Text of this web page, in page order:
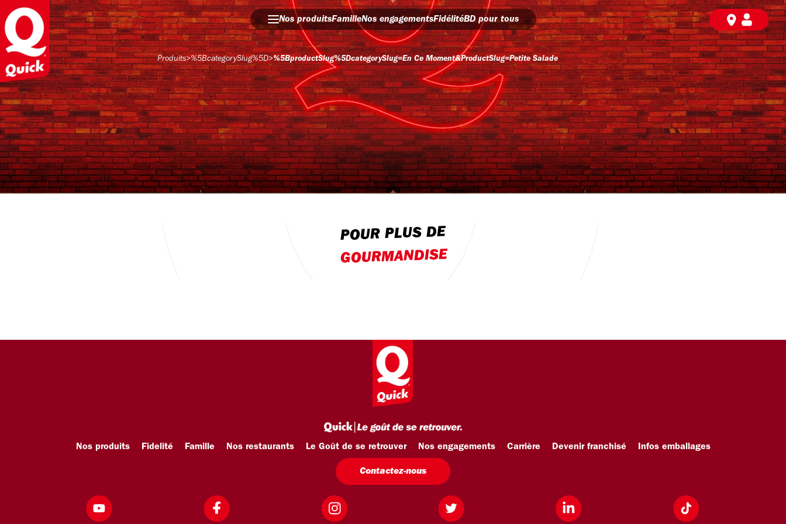
Nos produitsFamilleNos engagementsFidélitéBD pour tous
Produits>%5BcategorySlug%5D>%5BproductSlug%5DcategorySlug=en Ce Moment&productSlug=petite Salade
POUR PLUS DE
GOURMANDISE
Nos produits Fidelité Famille Nos restaurants Le Goût de se retrouver Nos engagements Carrière Devenir franchisé Infos emballages
Contactez-nous